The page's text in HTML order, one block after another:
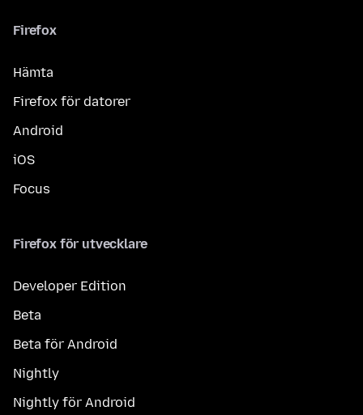
Firefox
Hämta
Firefox för datorer
Android
iOS
Focus
Firefox för utvecklare
Developer Edition
Beta
Beta för Android
Nightly
Nightly för Android